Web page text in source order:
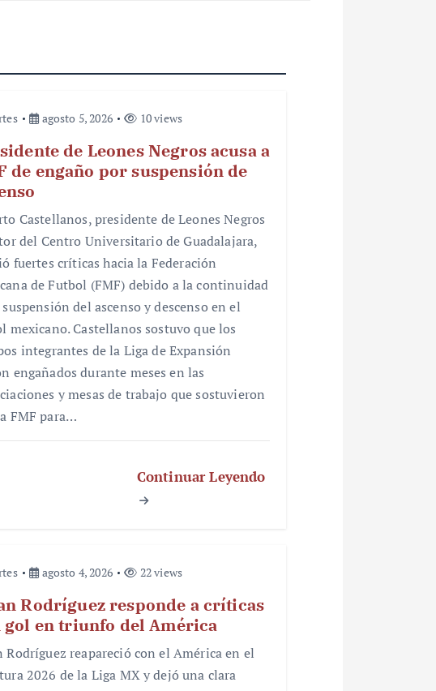
agosto 5, 2026 10 views
de Leones Negros acusa a
de engaño por suspensión de
Castellanos, presidente de Leones Negros
del Centro Universitario de Guadalajara,
fuertes críticas hacia la Federación
de Futbol (FMF) debido a la continuidad
del ascenso y descenso en el
mexicano. Castellanos sostuvo que los
integrantes de la Liga de Expansión
engañados durante meses en las
y mesas de trabajo que sostuvieron
FMF para…
Continuar Leyendo
agosto 4, 2026 22 views
Rodríguez responde a críticas
gol en triunfo del América
Rodríguez reapareció con el América en el
2026 de la Liga MX y dejó una clara